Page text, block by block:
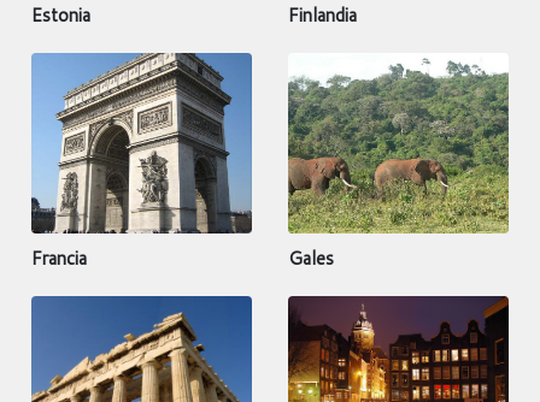
Estonia Finlandia
Francia Gales